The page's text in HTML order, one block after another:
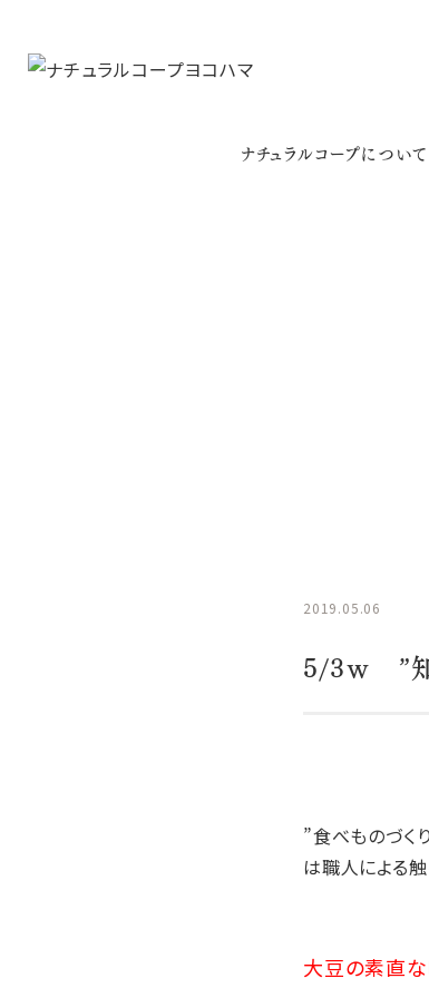
ナチュラルコープについて
2019.05.06
5/3ｗ ”知
”食べものづく
は職人による
大豆の素直な